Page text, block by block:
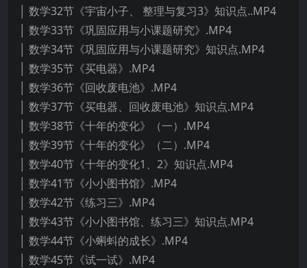
│ 数学32节《宇宙小子、 整理与复习3》知识点..MP4
│ 数学33节《巩固应用与小课题研究》.MP4
│ 数学34节《巩固应用与小课题研究》知识点.MP4
│ 数学35节《买电器》.MP4
│ 数学36节《回收废电池》.MP4
│ 数学37节《买电器、回收废电池》知识点.MP4
│ 数学38节《十年的变化》（一）.MP4
│ 数学39节《十年的变化》（二）.MP4
│ 数学40节《十年的变化1、2》知识点.MP4
│ 数学41节《小小图书馆》.MP4
│ 数学42节《练习三》.MP4
│ 数学43节《小小图书馆、练习三》知识点.MP4
│ 数学44节《小蝌蚪的成长》.MP4
│ 数学45节《试一试》.MP4